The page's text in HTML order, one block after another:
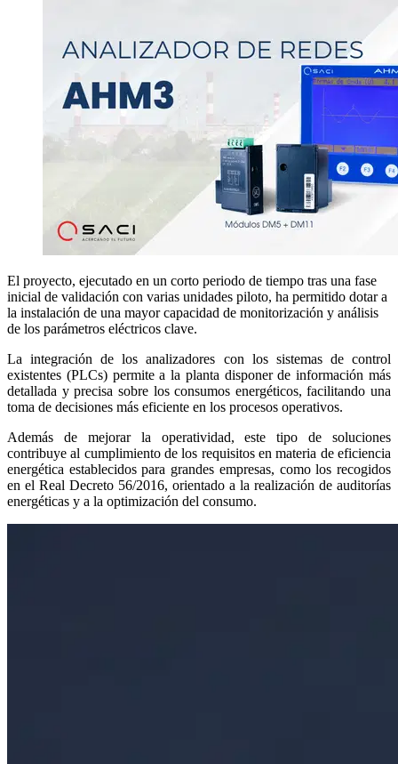
El proyecto, ejecutado en un corto periodo de tiempo tras una fase
inicial de validación con varias unidades piloto, ha permitido dotar a
la instalación de una mayor capacidad de monitorización y análisis
de los parámetros eléctricos clave.
La integración de los analizadores con los sistemas de control
existentes (PLCs) permite a la planta disponer de información más
detallada y precisa sobre los consumos energéticos, facilitando una
toma de decisiones más eficiente en los procesos operativos.
Además de mejorar la operatividad, este tipo de soluciones
contribuye al cumplimiento de los requisitos en materia de eficiencia
energética establecidos para grandes empresas, como los recogidos
en el Real Decreto 56/2016, orientado a la realización de auditorías
energéticas y a la optimización del consumo.